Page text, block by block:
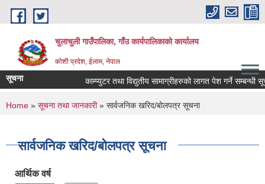
Skip to main content
चुलाचुली गाउँपालिका, गाँउ कार्यपालिकाको कार्यालय
कोशी प्रदेश, ईलाम, नेपाल
सूचना काम्प्युटर तथा विद्युतीय सामाग्रीहरुको लागत पेश गर्ने सम्बन्धी
You are here
Home » सूचना तथा जानकारी» सार्वजनिक खरिद/बोलपत्र सूचना
सार्वजनिक खरिद/बोलपत्र सूचना
आर्थिक वर्ष